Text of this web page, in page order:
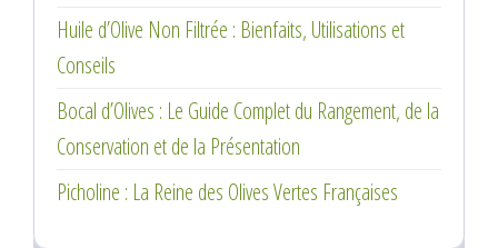
Huile d’Olive Non Filtrée : Bienfaits, Utilisations et
Conseils
Bocal d’Olives : Le Guide Complet du Rangement, de la
Conservation et de la Présentation
Picholine : La Reine des Olives Vertes Françaises